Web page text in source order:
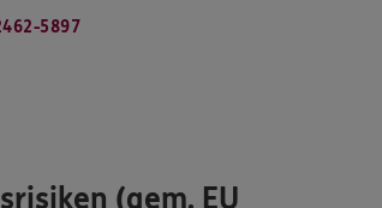
5897
(gem. EU